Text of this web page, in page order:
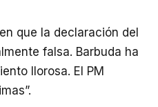
que la declaración del
falsa. Barbuda ha
llorosa. El PM